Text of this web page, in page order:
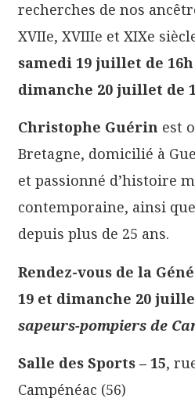
recherches de nos
XVIIe, XVIIIe et XIXe
samedi 19 juillet de
dimanche 20 juillet de
Christophe Guérin est
Bretagne, domicilié à
et passionné d’histoire
contemporaine, ainsi
depuis plus de 25 ans.
Rendez-vous de la
19 et dimanche 20
sapeurs-pompiers de
Salle des Sports – 15,
Campénéac (56)